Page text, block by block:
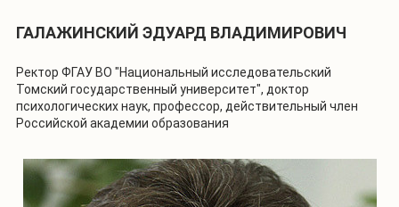
ГАЛАЖИНСКИЙ ЭДУАРД ВЛАДИМИРОВИЧ
Ректор ФГАУ ВО "Национальный исследовательский
Томский государственный университет", доктор
психологических наук, профессор, действительный член
Российской академии образования